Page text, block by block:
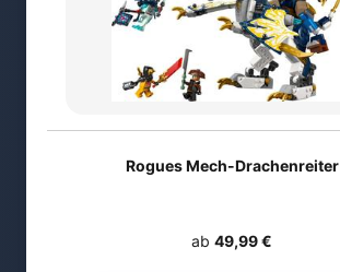
Rogues Mech-Drachenreiter
ab 49,99 €